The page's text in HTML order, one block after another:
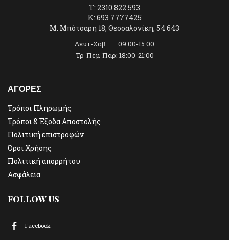
T: 2310 822 593
K: 693 7777425
Μ. Μπότσαρη 18, Θεσσαλονίκη, 54 643
Δευτ-Σαβ: 09:00-15:00
Τρ-Πεμ-Παρ: 18:00-21:00
ΑΓΟΡΕΣ
Τρόποι Πληρωμής
Τρόποι & Έξοδα Αποστολής
Πολιτική επιστροφών
Όροι Χρήσης
Πολιτική απορρήτου
Ασφάλεια
FOLLOW US
Facebook